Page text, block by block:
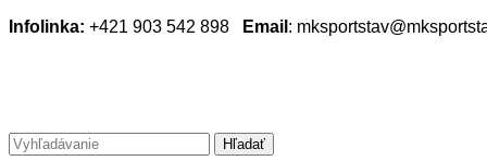
Infolinka: +421 903 542 898 Email :